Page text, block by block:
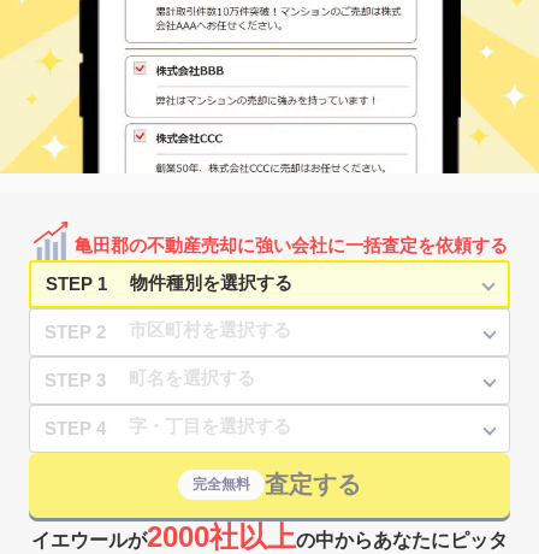
亀田郡の不動産売却に強い会社に一括査定を依頼する
STEP 1
STEP 2
STEP 3
STEP 4
完全無料 査定する
イエウールが2000社以上の中からあなたにピッタ